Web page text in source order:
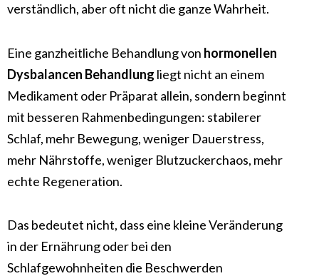
verständlich, aber oft nicht die ganze Wahrheit.
Eine ganzheitliche Behandlung von hormonellen
Dysbalancen Behandlung liegt nicht an einem
Medikament oder Präparat allein, sondern beginnt
mit besseren Rahmenbedingungen: stabilerer
Schlaf, mehr Bewegung, weniger Dauerstress,
mehr Nährstoffe, weniger Blutzuckerchaos, mehr
echte Regeneration.
Das bedeutet nicht, dass eine kleine Veränderung
in der Ernährung oder bei den
Schlafgewohnheiten die Beschwerden